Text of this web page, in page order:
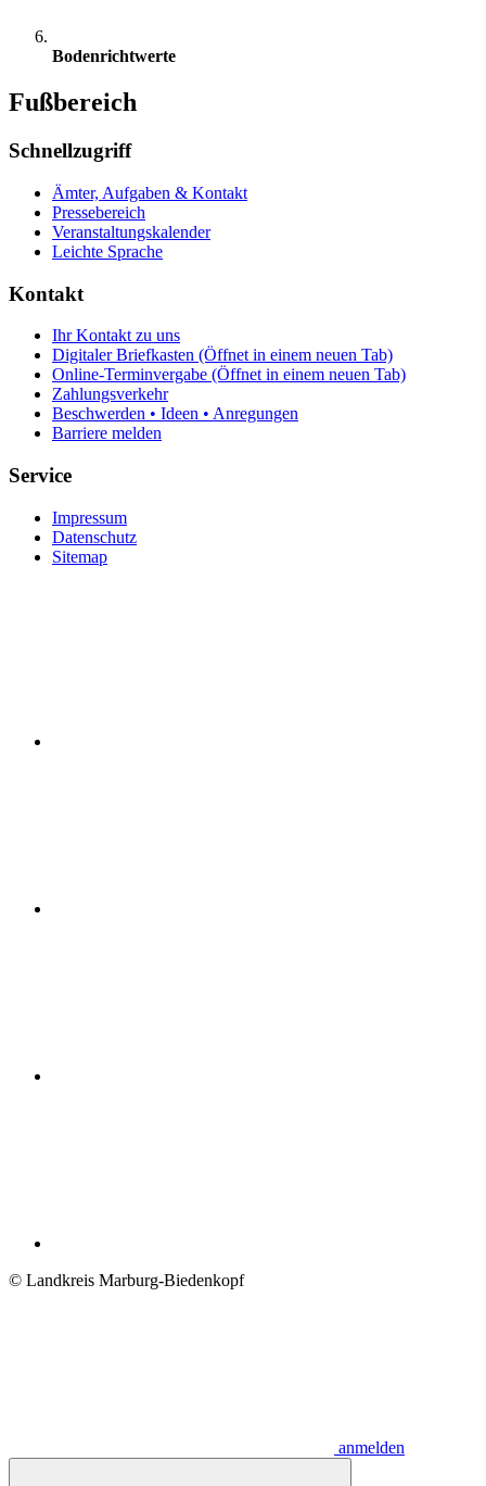
Bodenrichtwerte
Fußbereich
Schnellzugriff
Ämter, Aufgaben & Kontakt
Pressebereich
Veranstaltungskalender
Leichte Sprache
Kontakt
Ihr Kontakt zu uns
Digitaler Briefkasten (Öffnet in einem neuen Tab)
Online-Terminvergabe (Öffnet in einem neuen Tab)
Zahlungsverkehr
Beschwerden • Ideen • Anregungen
Barriere melden
Service
Impressum
Datenschutz
Sitemap
© Landkreis Marburg-Biedenkopf
anmelden